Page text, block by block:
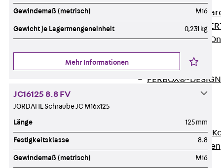
JORDAHL®
JORDAHL® JVB
ISOCHECK
ISODESIGN
FERBOX®-
Services
Beratung, Planung,
Individuelle Lösungen
Gewindemaß (metrisch) M16
Gewicht je Lagermengeneinheit 0,231 kg
Mehr Informationen
JC16125 8.8 FV
JORDAHL Schraube JC M16x125
Länge 125 mm
Festigkeitsklasse 8.8
Gewindemaß (metrisch) M16